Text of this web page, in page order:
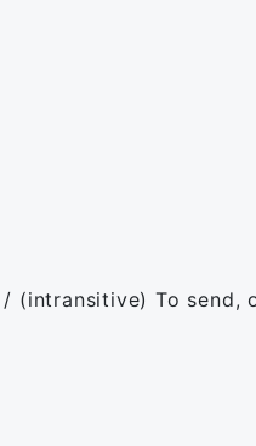
(intransitive) To send,